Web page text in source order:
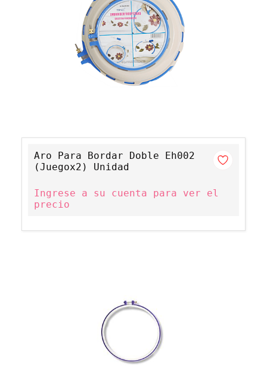
Aro Para Bordar Doble Eh002
(Juegox2) Unidad
Ingrese a su cuenta para ver el
precio